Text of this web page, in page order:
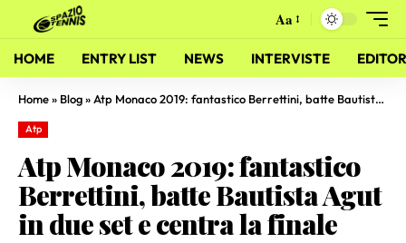
Aa
HOME ENTRY LIST NEWS INTERVISTE
Home» Blog» Atp Monaco 2019: fantastico Berrettini, batte Bautista Agut in due set e centra la finale
Atp
Atp Monaco 2019: fantastico
Berrettini, batte Bautista Agut
in due set e centra la finale